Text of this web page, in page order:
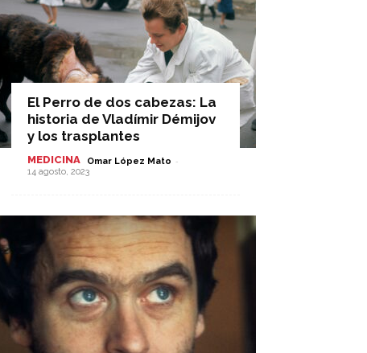
El Perro de dos cabezas: La
historia de Vladímir Démijov
y los trasplantes
MEDICINA Omar López Mato -
14 agosto, 2023